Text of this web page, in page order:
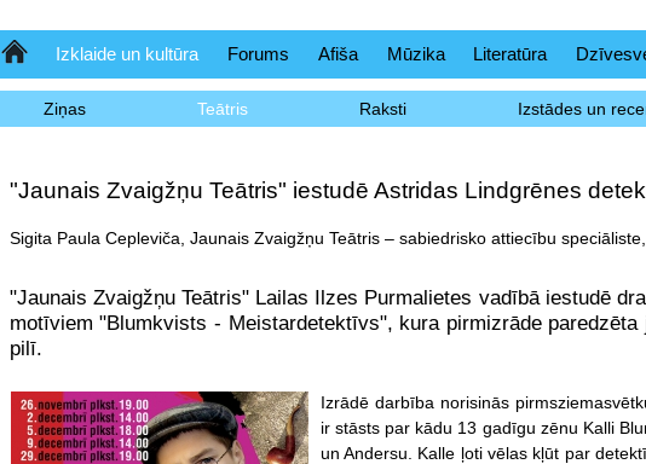
SākumlapaIzklaide un kultūra Forums Afiša Mūzika Literatūra
Ziņas Teātris Raksti Izstādes un
"Jaunais Zvaigžņu Teātris" iestudē Astridas Lindgrēnes
Sigita Paula Cepleviča, Jaunais Zvaigžņu Teātris – sabiedrisko attiecību
"Jaunais Zvaigžņu Teātris" Lailas Ilzes Purmalietes vadībā iestudē
motīviem "Blumkvists - Meistardetektīvs", kura pirmizrāde
pilī.
Izrādē darbība norisinās
ir stāsts par kādu 13 gadīgu zēnu Kalli
un Andersu. Kalle ļoti vēlas kļūt par